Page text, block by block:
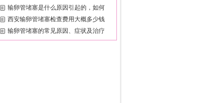
输卵管堵塞是什么原因引起的，如何
西安输卵管堵塞检查费用大概多少钱
输卵管堵塞的常见原因、症状及治疗